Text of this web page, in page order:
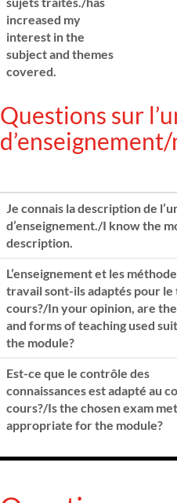
increased my
interest in the
subject and themes
covered.
Questions sur
Je connais la description de
d’enseignement./I know the
description.
L’enseignement et les
travail sont-ils adaptés pour le
cours?/In your opinion, are
and forms of teaching used
the module?
Est-ce que le contrôle des
connaissances est adapté au
cours?/Is the chosen exam
appropriate for the module?